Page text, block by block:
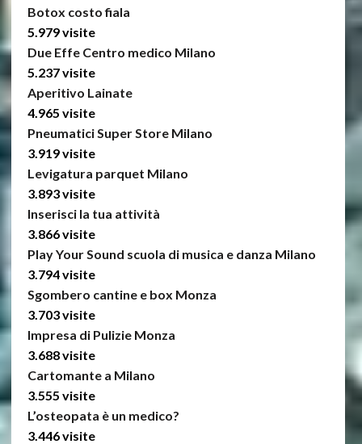
Botox costo fiala
5.979 visite
Due Effe Centro medico Milano
5.237 visite
Aperitivo Lainate
4.965 visite
Pneumatici Super Store Milano
3.919 visite
Levigatura parquet Milano
3.893 visite
Inserisci la tua attività
3.866 visite
Play Your Sound scuola di musica e danza Milano
3.794 visite
Sgombero cantine e box Monza
3.703 visite
Impresa di Pulizie Monza
3.688 visite
Cartomante a Milano
3.555 visite
L’osteopata è un medico?
3.446 visite